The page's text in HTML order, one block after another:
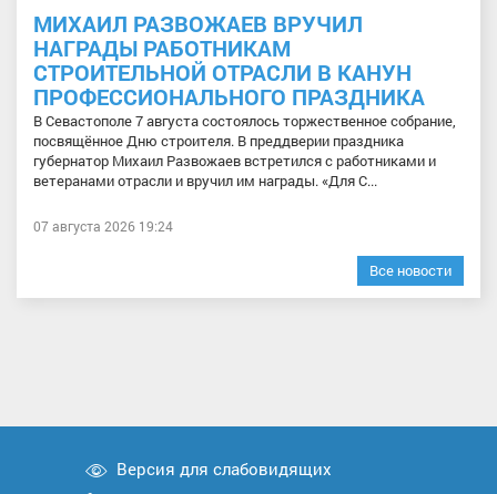
МИХАИЛ РАЗВОЖАЕВ ВРУЧИЛ
НАГРАДЫ РАБОТНИКАМ
СТРОИТЕЛЬНОЙ ОТРАСЛИ В КАНУН
ПРОФЕССИОНАЛЬНОГО ПРАЗДНИКА
В Севастополе 7 августа состоялось торжественное собрание,
посвящённое Дню строителя. В преддверии праздника
губернатор Михаил Развожаев встретился с работниками и
ветеранами отрасли и вручил им награды. «Для С...
07 августа 2026 19:24
Все новости
Версия для слабовидящих